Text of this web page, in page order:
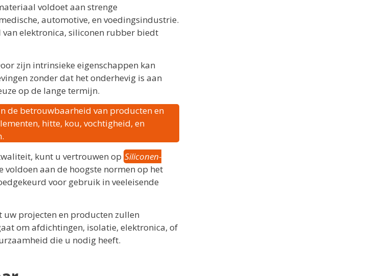
voldoet aan strenge
automotive, en voedingsindustrie.
elektronica, siliconen rubber biedt
zijn intrinsieke eigenschappen kan
zonder dat het onderhevig is aan
op de lange termijn.
de betrouwbaarheid van producten en
hitte, kou, vochtigheid, en
kunt u vertrouwen op Siliconen-
aan de hoogste normen op het
voor gebruik in veeleisende
projecten en producten zullen
om afdichtingen, isolatie, elektronica, of
die u nodig heeft.